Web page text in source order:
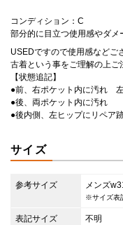
コンディション：C
部分的に目立つ使用感やダメ
USEDですので使用感などご
古着という事をご理解の上ご
【状態追記】
●前、右ポケット内に汚れ
●後、両ポケット内に汚れ
●後内側、左ヒップにリペア
サイズ
参考サイズ メンズ
※サイズ表
表記サイズ 不明